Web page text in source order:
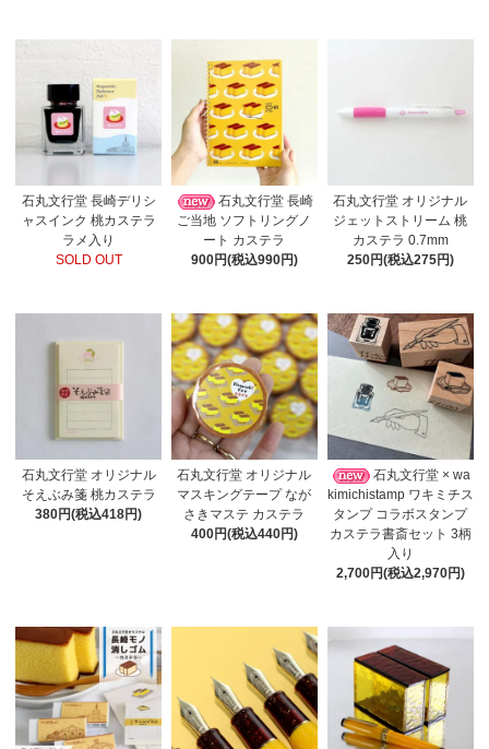
石丸文行堂 長崎デリシ
ャスインク 桃カステラ
ラメ入り
SOLD OUT
石丸文行堂 長崎
ご当地 ソフトリングノ
ート カステラ
900円(税込990円)
石丸文行堂 オリジナル
ジェットストリーム 桃
カステラ 0.7mm
250円(税込275円)
石丸文行堂 オリジナル
そえぶみ箋 桃カステラ
380円(税込418円)
石丸文行堂 オリジナル
マスキングテープ なが
さきマステ カステラ
400円(税込440円)
石丸文行堂 × wa
kimichistamp ワキミチス
タンプ コラボスタンプ
カステラ書斎セット 3柄
入り
2,700円(税込2,970円)